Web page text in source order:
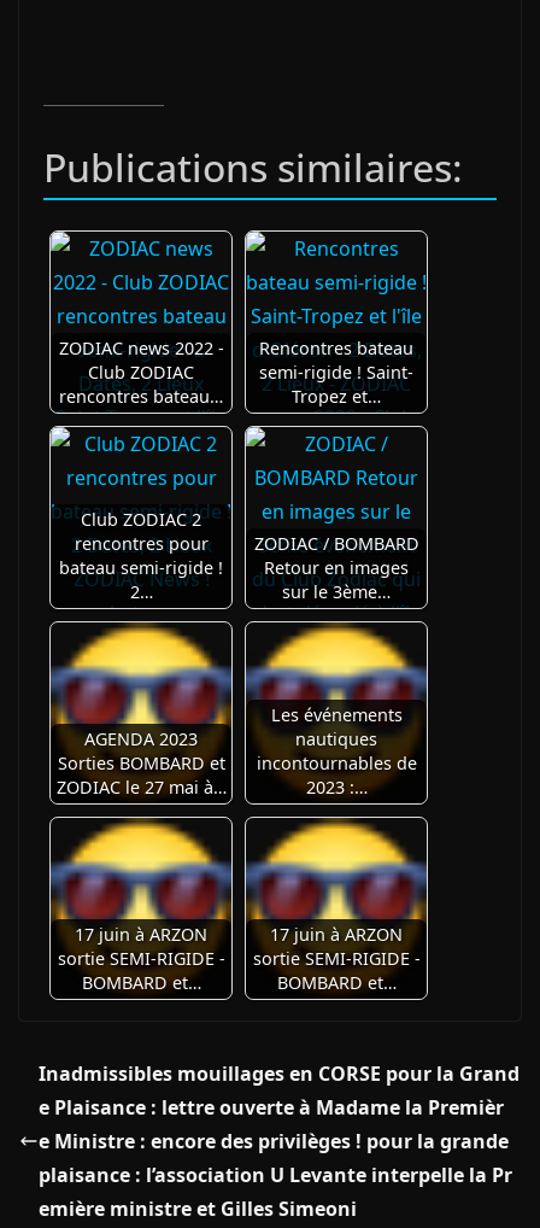
Publications similaires:
ZODIAC news 2022 -
Club ZODIAC
rencontres bateau…
Rencontres bateau
semi-rigide ! Saint-
Tropez et…
Club ZODIAC 2
rencontres pour
bateau semi-rigide !
2…
ZODIAC / BOMBARD
Retour en images
sur le 3ème…
AGENDA 2023
Sorties BOMBARD et
ZODIAC le 27 mai à…
Les événements
nautiques
incontournables de
2023 :…
17 juin à ARZON
sortie SEMI-RIGIDE -
BOMBARD et…
17 juin à ARZON
sortie SEMI-RIGIDE -
BOMBARD et…
Inadmissibles mouillages en CORSE pour la Grand
e Plaisance : lettre ouverte à Madame la Premièr
e Ministre : encore des privilèges ! pour la grande
plaisance : l’association U Levante interpelle la Pr
emière ministre et Gilles Simeoni